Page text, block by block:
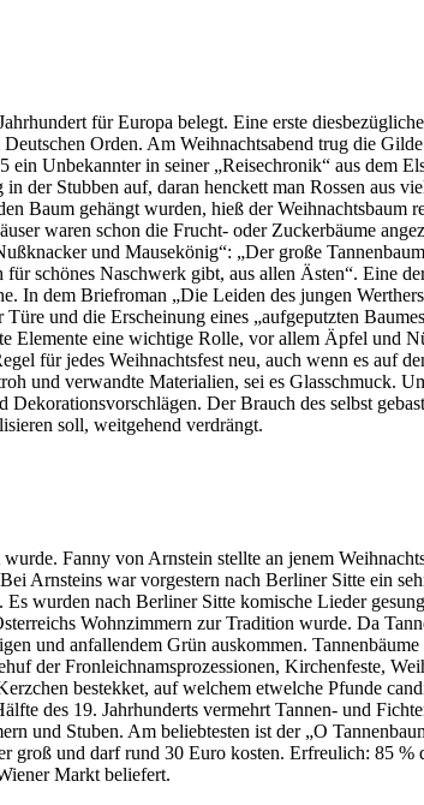
für Europa belegt. Eine erste
Orden. Am Weihnachtsabend trug die
Unbekannter in seiner „Reisechronik“ aus dem
der Stubben auf, daran henckett man Rossen aus
gehängt wurden, hieß der Weihnachtsbaum
waren schon die Frucht- oder Zuckerbäume
und Mausekönig“: „Der große
schönes Naschwerk gibt, aus allen Ästen“. Eine
In dem Briefroman „Die Leiden des jungen
und die Erscheinung eines „aufgeputzten
Elemente eine wichtige Rolle, vor allem Äpfel und
für jedes Weihnachtsfest neu, auch wenn es auf
und verwandte Materialien, sei es Glasschmuck.
Der Brauch des selbst
soll, weitgehend verdrängt.
Fanny von Arnstein stellte an jenem
Arnsteins war vorgestern nach Berliner Sitte ein
wurden nach Berliner Sitte komische Lieder
Wohnzimmern zur Tradition wurde. Da
und anfallendem Grün auskommen.
der Fronleichnamsprozessionen, Kirchenfeste,
bestekket, auf welchem etwelche Pfunde
des 19. Jahrhunderts vermehrt Tannen- und
und Stuben. Am beliebtesten ist der „O
und darf rund 30 Euro kosten. Erfreulich: 85 %
Markt beliefert.